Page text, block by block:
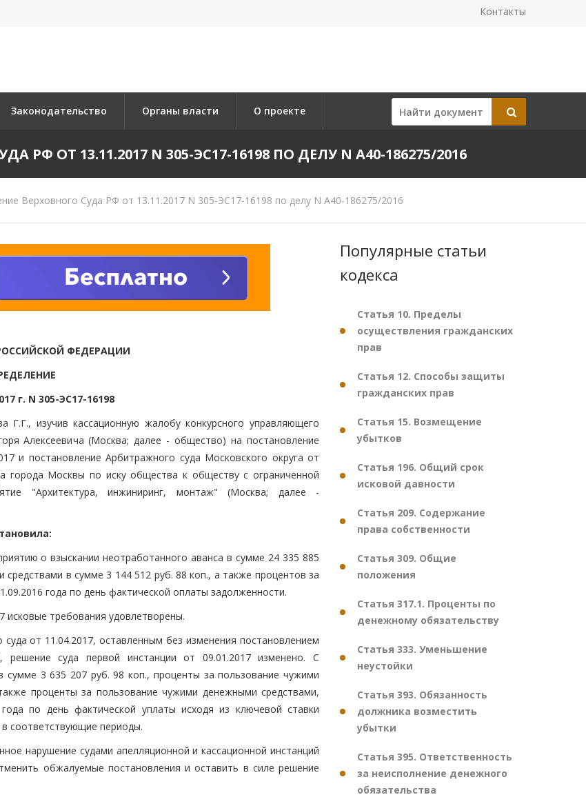
Контакты
Законодательство Органы власти О проекте
РФ ОТ 13.11.2017 N 305-ЭС17-16198 ПО ДЕЛУ N А40-186275/2016
Верховного Суда РФ от 13.11.2017 N 305-ЭС17-16198 по делу N А40-186275/2016
ФЕДЕРАЦИИ
г. N 305-ЭС17-16198
Г.Г., изучив кассационную жалобу конкурсного управляющего
Алексеевича (Москва; далее - общество) на постановление
и постановление Арбитражного суда Московского округа от
города Москвы по иску общества к обществу с ограниченной
"Архитектура, инжиниринг, монтаж" (Москва; далее -
о взыскании неотработанного аванса в сумме 24 335 885
в сумме 3 144 512 руб. 88 коп., а также процентов за
года по день фактической оплаты задолженности.
требования удовлетворены.
от 11.04.2017, оставленным без изменения постановлением
решение суда первой инстанции от 09.01.2017 изменено. С
3 635 207 руб. 98 коп., проценты за пользование чужими
проценты за пользование чужими денежными средствами,
по день фактической уплаты исходя из ключевой ставки
соответствующие периоды.
нарушение судами апелляционной и кассационной инстанций
обжалуемые постановления и оставить в силе решение
Популярные статьи
кодекса
Статья 10. Пределы
осуществления гражданских
прав
Статья 12. Способы защиты
гражданских прав
Статья 15. Возмещение
убытков
Статья 196. Общий срок
исковой давности
Статья 209. Содержание
права собственности
Статья 309. Общие
положения
Статья 317.1. Проценты по
денежному обязательству
Статья 333. Уменьшение
неустойки
Статья 393. Обязанность
должника возместить
убытки
Статья 395. Ответственность
за неисполнение денежного
обязательства